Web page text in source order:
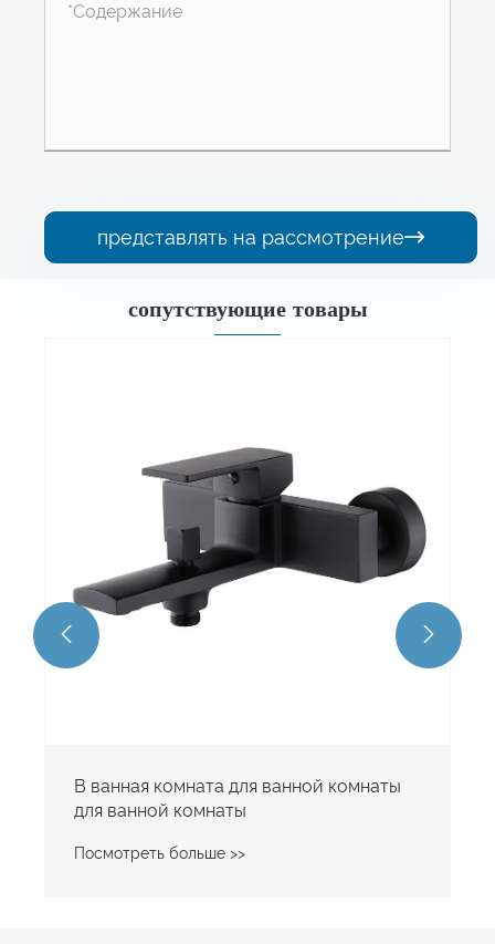
представлять на рассмотрение
сопутствующие товары
В ванная комната для ванной комнаты
для ванной комнаты
Посмотреть больше >>
 